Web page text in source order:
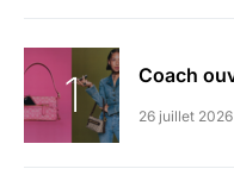
Coach
26 juillet 2026